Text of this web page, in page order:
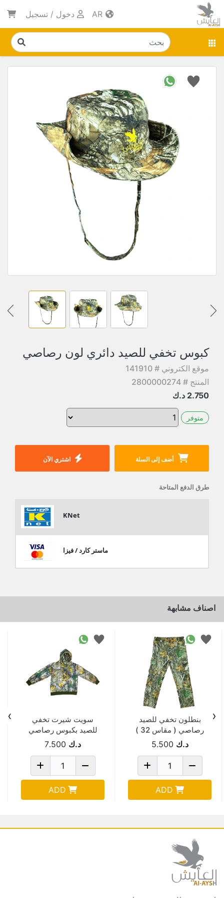
دخول / تسجيل
كبوس تخفي للصيد دائري لون رصاصي
موقع الكتروني # 141910
المنتج # 2800000274
2.750 د.ك
متوفر
أضف إلى السلة اشتري الآن
طرق الدفع المتاحة
KNet
ماستر كارد / فيزا
اصناف مشابهة
بنطلون تخفي للصيد
رصاصي ( مقاس 32 )
د.ك 5.500
ADD
سويت شيرت تخفي
للصيد بكبوس رصاصي
( مقاسXXXL )
د.ك 7.500
ADD
‹
›